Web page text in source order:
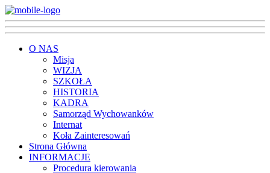
O NAS
Misja
WIZJA
SZKOŁA
HISTORIA
KADRA
Samorząd Wychowanków
Internat
Koła Zainteresowań
Strona Główna
INFORMACJE
Procedura kierowania